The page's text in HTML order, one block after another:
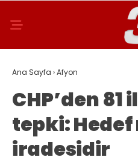
Ana Sayfa ›Afyon
CHP’den
tepki:
iradesidir